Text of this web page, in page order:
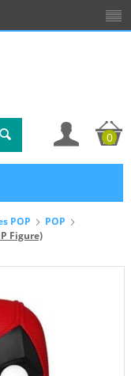
0
POP
POP
Figure)